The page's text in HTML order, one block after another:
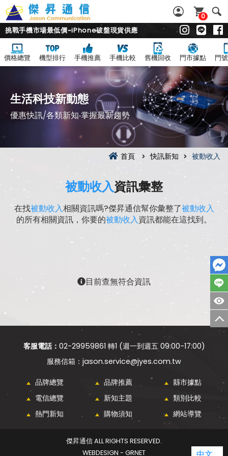
0
挑戰手機市場最低價~iPhone破盤現貨供應
價格總覽 機型排行 手機推薦 手機比較 舊機回收 門市據點 門
生活科技新動態
優惠快訊/各類新知‧掌握最新趨勢
首頁 快訊新知 被動收入
被動收入資訊彙整
在找被動收入相關資訊嗎?傑昇通信幫你彙整了被動收入
的所有相關資訊，你要的被動收入資訊都能在這找到。
目前查無符合資訊
客服電話： 02-29959861 轉1 (週一到週五 09:00-17:00)
jason.service@jyes.com.tw
品牌總覽 品牌推薦
縣市據點
電信總覽
新知主題
類別比較
熱門新知
購物須知 網站導覽
傑昇通信 ALL RIGHTS RESERVED.
WEBDESIGN - GRNET